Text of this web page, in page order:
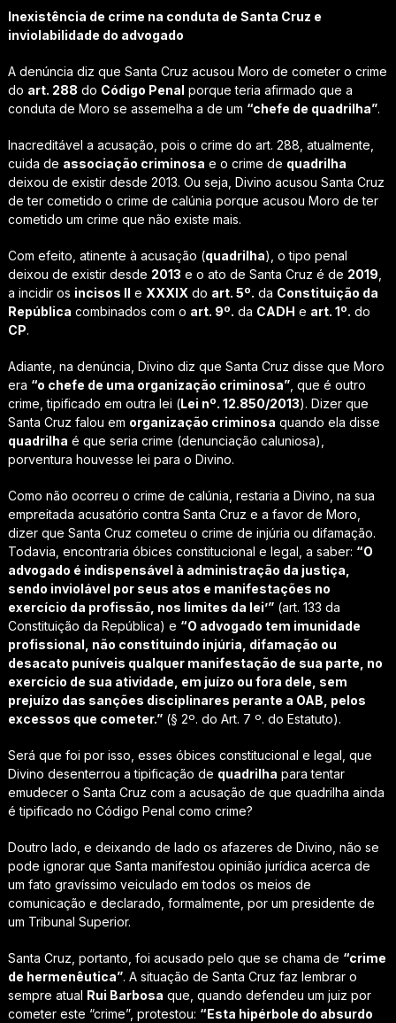
Inexistência de crime na conduta de Santa Cruz e
inviolabilidade do advogado
A denúncia diz que Santa Cruz acusou Moro de cometer o crime
do art. 288 do Código Penal porque teria afirmado que a
conduta de Moro se assemelha a de um “chefe de quadrilha”.
Inacreditável a acusação, pois o crime do art. 288, atualmente,
cuida de associação criminosa e o crime de quadrilha
deixou de existir desde 2013. Ou seja, Divino acusou Santa Cruz
de ter cometido o crime de calúnia porque acusou Moro de ter
cometido um crime que não existe mais.
Com efeito, atinente à acusação (quadrilha), o tipo penal
deixou de existir desde 2013 e o ato de Santa Cruz é de 2019
a incidir os incisos II e XXXIX do art. 5º. da Constituição da
República combinados com o art. 9º. da CADH e art. 1º. do
CP.
Adiante, na denúncia, Divino diz que Santa Cruz disse que Moro
era “o chefe de uma organização criminosa”, que é outro
crime, tipificado em outra lei (Lei nº. 12.850/2013). Dizer que
Santa Cruz falou em organização criminosa quando ela disse
quadrilha é que seria crime (denunciação caluniosa),
porventura houvesse lei para o Divino.
Como não ocorreu o crime de calúnia, restaria a Divino, na sua
empreitada acusatório contra Santa Cruz e a favor de Moro,
dizer que Santa Cruz cometeu o crime de injúria ou difamação.
Todavia, encontraria óbices constitucional e legal, a saber: “O
advogado é indispensável à administração da justiça,
sendo inviolável por seus atos e manifestações no
exercício da profissão, nos limites da lei’”(art. 133 da
Constituição da República) e “O advogado tem imunidade
profissional, não constituindo injúria, difamação ou
desacato puníveis qualquer manifestação de sua parte, no
exercício de sua atividade, em juízo ou fora dele, sem
prejuízo das sanções disciplinares perante a OAB, pelos
excessos que cometer.”(§ 2º. do Art. 7 º. do Estatuto).
Será que foi por isso, esses óbices constitucional e legal, que
Divino desenterrou a tipificação de quadrilha para tentar
emudecer o Santa Cruz com a acusação de que quadrilha ainda
é tipificado no Código Penal como crime?
Doutro lado, e deixando de lado os afazeres de Divino, não se
pode ignorar que Santa manifestou opinião jurídica acerca de
um fato gravíssimo veiculado em todos os meios de
comunicação e declarado, formalmente, por um presidente de
um Tribunal Superior.
Santa Cruz, portanto, foi acusado pelo que se chama de “crime
de hermenêutica”. A situação de Santa Cruz faz lembrar o
sempre atual Rui Barbosa que, quando defendeu um juiz por
cometer este “crime”, protestou: “Esta hipérbole do absurdo